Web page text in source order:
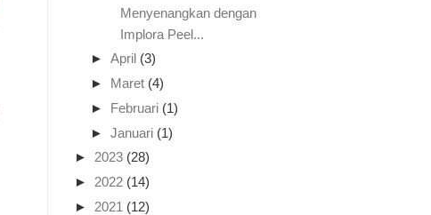
Menyenangkan dengan
Implora Peel...
► April (3)
► Maret (4)
► Februari (1)
► Januari (1)
► 2023 (28)
► 2022 (14)
► 2021 (12)